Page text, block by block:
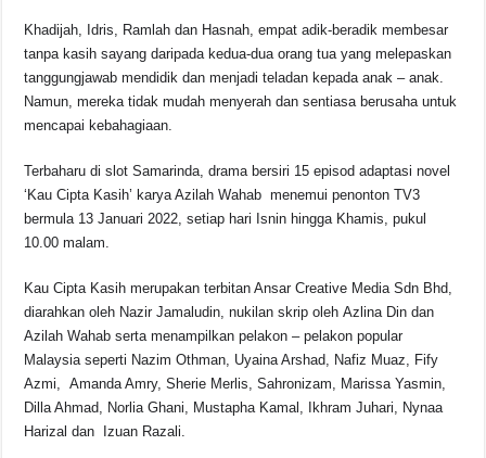
c
e
b
o
k
at
s
A
p
e
a
d
p
y
Li
k
ar
e
Khadijah, Idris, Ramlah dan Hasnah, empat adik-beradik membesar
tanpa kasih sayang daripada kedua-dua orang tua yang melepaskan
tanggungjawab mendidik dan menjadi teladan kepada anak – anak.
Namun, mereka tidak mudah menyerah dan sentiasa berusaha untuk
mencapai kebahagiaan.
Terbaharu di slot Samarinda, drama bersiri 15 episod adaptasi novel
‘Kau Cipta Kasih’ karya Azilah Wahab menemui penonton TV3
bermula 13 Januari 2022, setiap hari Isnin hingga Khamis, pukul
10.00 malam.
Kau Cipta Kasih merupakan terbitan Ansar Creative Media Sdn Bhd,
diarahkan oleh Nazir Jamaludin, nukilan skrip oleh Azlina Din dan
Azilah Wahab serta menampilkan pelakon – pelakon popular
Malaysia seperti Nazim Othman, Uyaina Arshad, Nafiz Muaz, Fify
Azmi, Amanda Amry, Sherie Merlis, Sahronizam, Marissa Yasmin,
Dilla Ahmad, Norlia Ghani, Mustapha Kamal, Ikhram Juhari, Nynaa
Harizal dan Izuan Razali.